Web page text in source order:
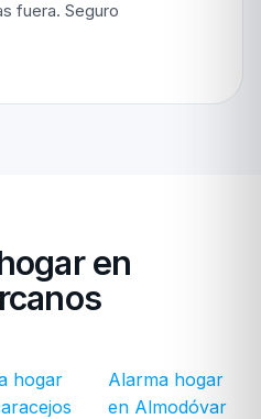
fuera. Seguro
en
hogar
Alarma hogar
en Almodóvar